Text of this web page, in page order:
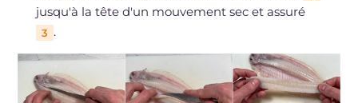
jusqu'à la tête d'un mouvement sec et assuré
3 .